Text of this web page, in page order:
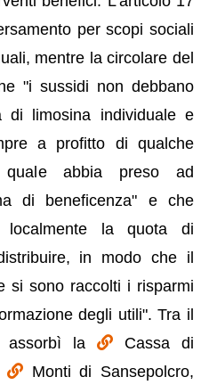
per scopi sociali
mentre la circolare del
"i sussidi non debbano
di limosina individuale e
a profitto di qualche
quale abbia preso ad
di beneficenza" e che
localmente la quota di
in modo che il
si sono raccolti i risparmi
degli utili". Tra il
assorbì la
Cassa di
Monti di Sansepolcro,